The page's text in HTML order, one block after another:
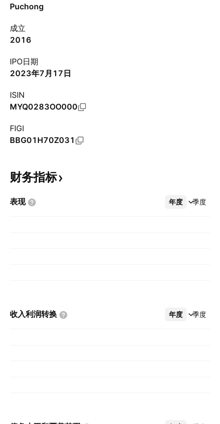
Puchong
成立
2016
IPO日期
2023年7月17日
ISIN
MYQ0283OO000
FIGI
BBG01H70Z031
财务指标
表现 年度 季度
更多
收入利润转换 年度 季度
更多